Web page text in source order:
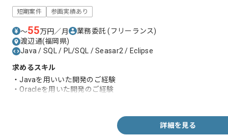
短期案件 参画実績あり
〜55万円／月 業務委託(フリーランス)
渡辺通(福岡県)
Java / SQL / PL/SQL / Seasar2 / Eclipse
求めるスキル
・Javaを用いいた開発のご経験
・Oracleを用いた開発のご経験
詳細を見る